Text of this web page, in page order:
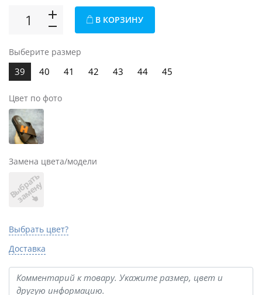
В КОРЗИНУ
Выберите размер
39 40 41 42 43 44 45
Цвет по фото
Замена цвета/модели
В
ы
б
р
а
т
ь
з
а
м
е
н
у
Выбрать цвет?
Доставка